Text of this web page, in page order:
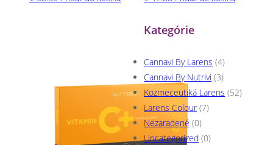
Kategórie
Cannavi By Larens (4)
Cannavi By Nutrivi (3)
Kozmeceutiká Larens (52)
Larens Colour (7)
Nezaradené (0)
Uncategorized (0)